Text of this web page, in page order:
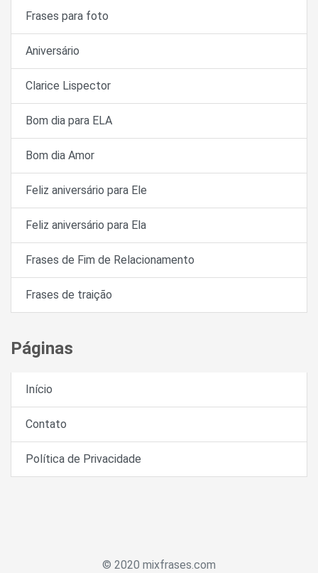
Frases para foto
Aniversário
Clarice Lispector
Bom dia para ELA
Bom dia Amor
Feliz aniversário para Ele
Feliz aniversário para Ela
Frases de Fim de Relacionamento
Frases de traição
Páginas
Início
Contato
Política de Privacidade
© 2020 mixfrases.com